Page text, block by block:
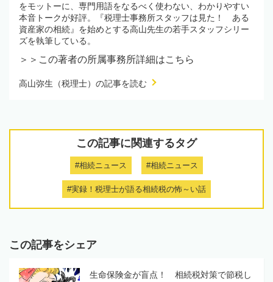
をモットーに、専門用語をなるべく使わない、わかりやすい
本音トークが好評。『税理士事務所スタッフは見た！ ある
資産家の相続』を始めとする高山先生の若手スタッフシリー
ズを執筆している。
＞＞この著者の所属事務所詳細はこちら
高山弥生（税理士）の記事を読む
この記事に関連するタグ
#相続ニュース #相続ニュース
#実録！税理士が語る相続税の怖～い話
この記事をシェア
生命保険金が盲点！ 相続税対策で節税し